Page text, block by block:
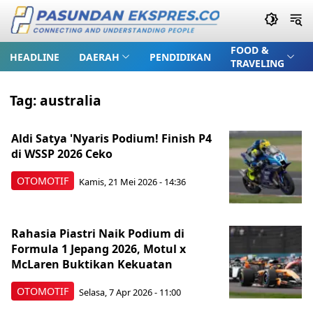
HEADLINE DAERAH PENDIDIKAN
FOOD &
TRAVELING
Tag:australia
OTOMOTIF
Aldi Satya 'Nyaris Podium! Finish P4
di WSSP 2026 Ceko
Kamis, 21 Mei 2026 - 14:36
OTOMOTIF
Rahasia Piastri Naik Podium di
Formula 1 Jepang 2026, Motul x
McLaren Buktikan Kekuatan
Selasa, 7 Apr 2026 - 11:00